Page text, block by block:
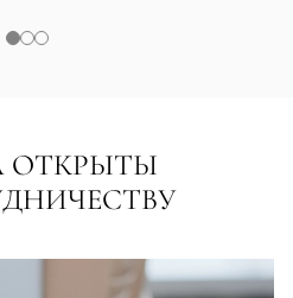
ОТКРЫТЫ